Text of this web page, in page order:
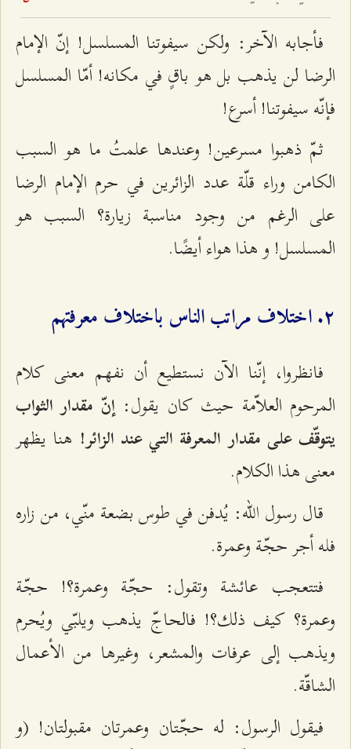
فأجابه الآخر: ولكن سيفوتنا المسلسل! إنّ الإمام
الرضا لن يذهب بل هو باقٍ في مكانه! أمّا المسلسل
فإنّه سيفوتنا! أسرع!
ثمّ ذهبوا مسرعين! وعندها علمتُ ما هو السبب
الكامن وراء قلّة عدد الزائرين في حرم الإمام الرضا
على الرغم من وجود مناسبة زيارة؟ السبب هو
المسلسل! و هذا هواء أيضًا.
٢. اختلاف مراتب الناس باختلاف معرفتهم
فانظروا، إنّنا الآن نستطيع أن نفهم معنى كلام
المرحوم العلاّمة حيث كان يقول:إنّ مقدار الثواب
يتوقّف على مقدار المعرفة التي عند الزائر! هنا يظهر
معنى هذا الكلام.
قال رسول الله: يُدفن في طوس بضعة منّي، من زاره
فله أجر حجّة وعمرة.
فتتعجب عائشة وتقول: حجّة وعمرة؟! حجّة
وعمرة؟ كيف ذلك؟! فالحاجّ يذهب ويلبّي ويُحرم
ويذهب إلى عرفات والمشعر، وغيرها من الأعمال
الشاقّة.
فيقول الرسول: له حجّتان وعمرتان مقبولتان! (و